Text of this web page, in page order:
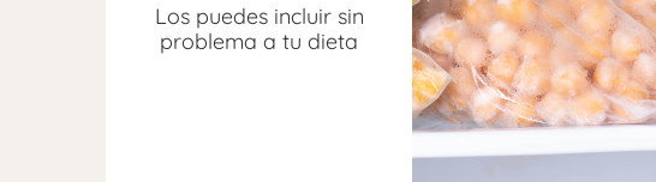
Los puedes incluir sin
problema a tu dieta